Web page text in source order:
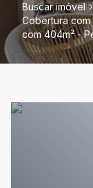
Buscar imóvel
Cobertura
com 404m² -